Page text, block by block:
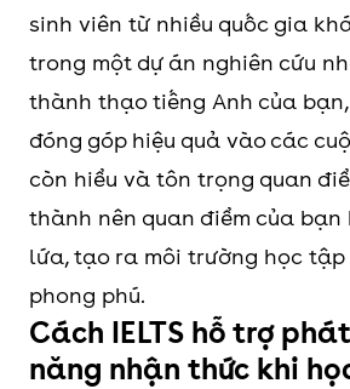
sinh viên từ nhiều quốc gia
trong một dự án nghiên cứu
thành thạo tiếng Anh của
đóng góp hiệu quả vào các
còn hiểu và tôn trọng quan
thành nên quan điểm của bạn
lứa, tạo ra môi trường học
phong phú.
Cách IELTS hỗ trợ
năng nhận thức khi